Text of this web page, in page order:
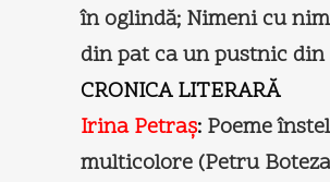
în oglindă; Nimeni cu
din pat ca un pustnic
CRONICA LITERARĂ
Irina Petraș: Poeme
multicolore (Petru